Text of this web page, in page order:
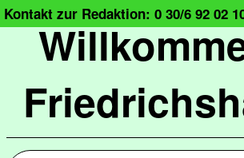
Kontakt zur Redaktion: 0 30/6 92 02